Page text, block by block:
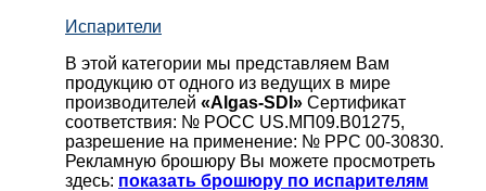
Испарители
В этой категории мы представляем Вам
продукцию от одного из ведущих в мире
производителей «Algas-SDI» Сертификат
соответствия: № РОСС US.МП09.В01275,
разрешение на применение: № РРС 00-30830.
Рекламную брошюру Вы можете просмотреть
здесь: показать брошюру по испарителям